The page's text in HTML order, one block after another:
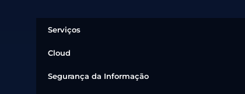
Serviços
Cloud
Segurança da Informação